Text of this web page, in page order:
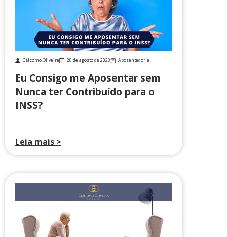
Giácomo Oliveira 20 de agosto de 2020 Aposentadoria
Eu Consigo me Aposentar sem
Nunca ter Contribuído para o
INSS?
Leia mais >